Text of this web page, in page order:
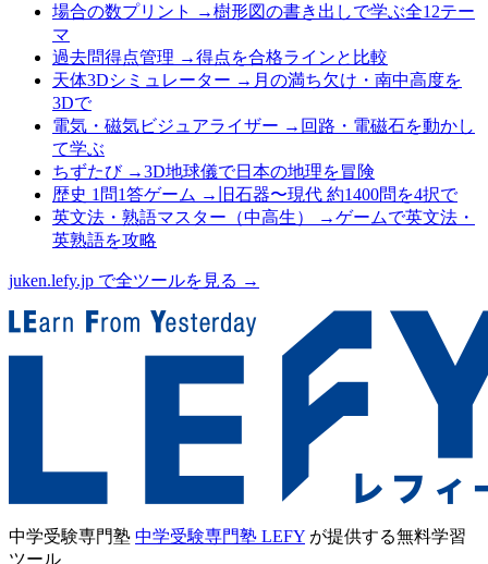
場合の数プリント
→樹形図の書き出しで学ぶ全12テー
マ
過去問得点管理 →得点を合格ラインと比較
天体3Dシミュレーター → 月の満ち欠け・南中高度を
3Dで
電気・磁気ビジュアライザー → 回路・電磁石を動かし
て学ぶ
ちずたび→3D地球儀で日本の地理を冒険
歴史 1問1答ゲーム → 旧石器〜現代 約1400問を4択で
英文法・熟語マスター（中高生）
→ゲームで英文法・
英熟語を攻略
juken.lefy.jp で全ツールを見る →
中学受験専門塾 中学受験専門塾 LEFY が提供する無料学習
ツール